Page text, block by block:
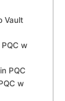
Vault
w
‌PQC
w